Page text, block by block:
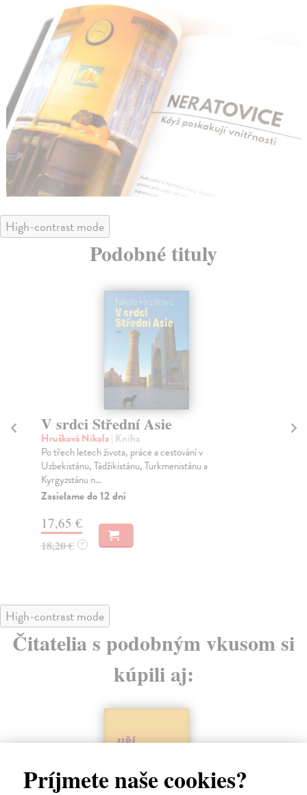
Príjmete naše cookies?
High-contrast mode
Podobné tituly
V srdci Střední Asie
Hrušková Nikola| Kniha
Po třech letech života, práce a cestování v
Uzbekistánu, Tádžikistánu, Turkmenistánu a
Kyrgyzstánu n...
Zasielame do 12 dní
17,65 €
18,20 € ?
High-contrast mode
Čitatelia s podobným vkusom si
kúpili aj: